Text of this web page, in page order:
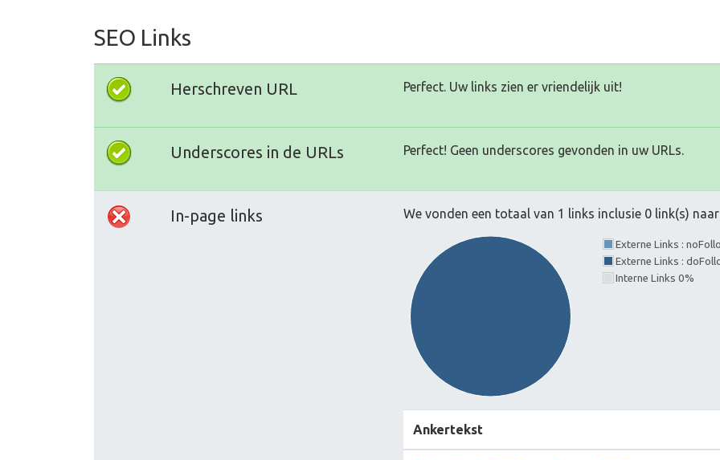
SEO Links
Herschreven URL Perfect. Uw links zien er vriendelijk uit!
Underscores in de URLs Perfect! Geen underscores gevonden in uw URLs.
In-page links We vonden een totaal van 1 links inclusie 0 link(s)
Externe Links :
Externe Links :
Interne Links 0%
Ankertekst